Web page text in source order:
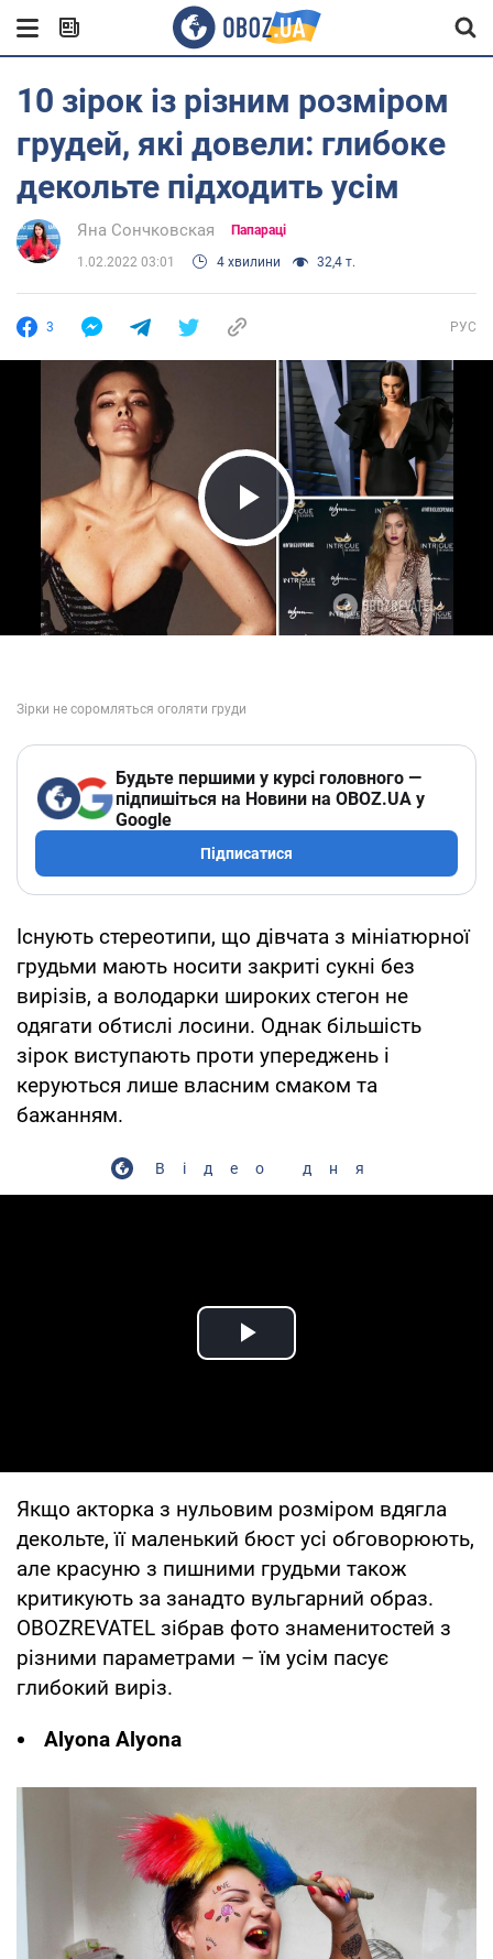
10 зірок із різним розміром
грудей, які довели: глибоке
декольте підходить усім
Яна Сончковская Папараці
1.02.2022 03:01 4 хвилини 32,4 т.
3 РУС
Play Video
Будьте першими у курсі головного —
підпишіться на Новини на OBOZ.UA у
Google
Підписатися
Існують стереотипи, що дівчата з мініатюрної
грудьми мають носити закриті сукні без
вирізів, а володарки широких стегон не
одягати обтислі лосини. Однак більшість
зірок виступають проти упереджень і
керуються лише власним смаком та
бажанням.
Відео дня
Play Video
Якщо акторка з нульовим розміром вдягла
декольте, її маленький бюст усі обговорюють,
але красуню з пишними грудьми також
критикують за занадто вульгарний образ.
OBOZREVATEL зібрав фото знаменитостей з
різними параметрами – їм усім пасує
глибокий виріз.
Alyona Alyona